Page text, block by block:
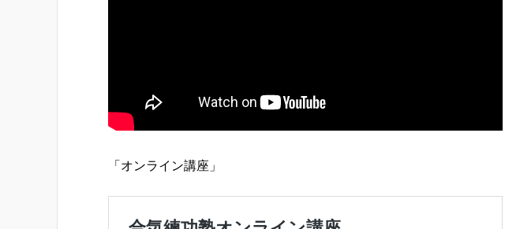
「オンライン講座」